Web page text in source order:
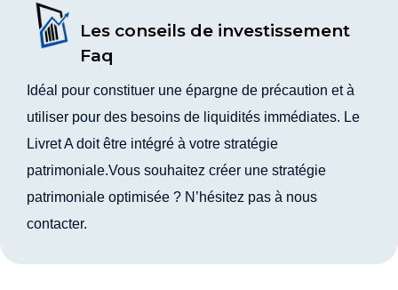
Les conseils de investissement
Faq
Idéal pour constituer une épargne de précaution et à
utiliser pour des besoins de liquidités immédiates. Le
Livret A doit être intégré à votre stratégie
patrimoniale.Vous souhaitez créer une stratégie
patrimoniale optimisée ? N’hésitez pas à nous
contacter.